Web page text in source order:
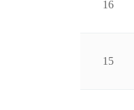
16
15